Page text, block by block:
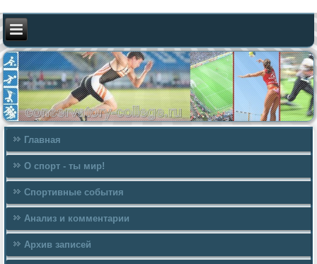
Главная
О спорт - ты мир!
Спортивные события
Анализ и комментарии
Архив записей